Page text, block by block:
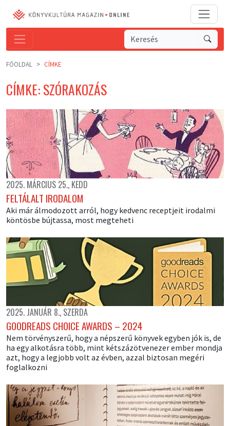
FŐOLDAL CÍMKE
CÍMKE: SZÓRAKOZÁS
2025. MÁRCIUS 25., KEDD
FELTÁLALT IRODALOM
Aki már álmodozott arról, hogy kedvenc receptjeit irodalmi
köntösbe bújtassa, most megteheti
2025. JANUÁR 8., SZERDA
GOODREADS CHOICE AWARDS – 2024
Nem törvényszerű, hogy a népszerű könyvek egyben jók is, de
ha egy alkotásra több, mint kétszázötvenezer ember mondja
azt, hogy a legjobb volt az évben, azzal biztosan megéri
foglalkozni